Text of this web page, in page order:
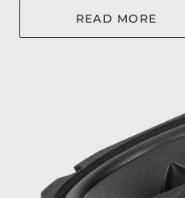
READ MORE